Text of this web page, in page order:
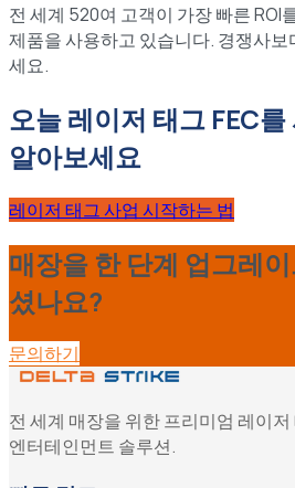
전 세계 520여 고객이 가장 빠른 ROI
제품을 사용하고 있습니다. 경쟁사
세요.
오늘 레이저 태그 FEC
알아보세요
레이저 태그 사업 시작하는 법
매장을 한 단계 업그레
셨나요?
문의하기
전 세계 매장을 위한 프리미엄 레이
엔터테인먼트 솔루션.